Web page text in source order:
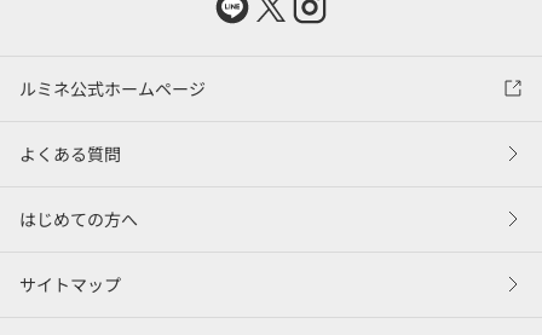
ルミネ公式ホームページ
よくある質問
はじめての方へ
サイトマップ